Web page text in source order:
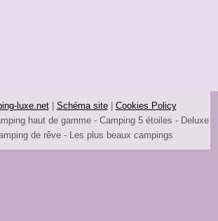
luxe.net| Schéma site| Cookies Policy
haut de gamme - Camping 5 étoiles - Deluxe
de rêve - Les plus beaux campings